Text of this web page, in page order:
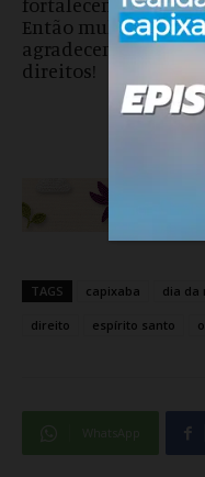
Então mulheres,
agradecemos as
direitos!
TAGS capixaba dia da
direito espírito santo